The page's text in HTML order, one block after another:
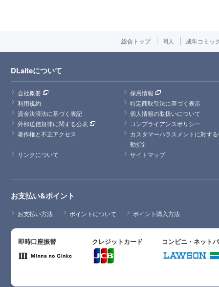
総合トップ 同人 成年コミッ
DLsiteについて
会社概要
採用情報
利用規約
特定商取引法に基づく表示
資金決済法に基づく表記
個人情報の取扱いについて
外部送信規律に関する公表
コンプライアンスポリシー
著作権と不正アクセス
カスタマーハラスメントに対す
動指針
リンクについて
サイトマップ
お支払い&ポイント
お支払い方法 ポイントについて ポイント購入方法
即時口座振替 クレジットカード コンビニ・ネット